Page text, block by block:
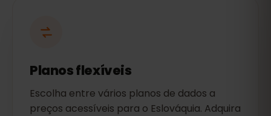
Planos flexíveis
Escolha entre vários planos de dados a
preços acessíveis para o Eslováquia. Adquira